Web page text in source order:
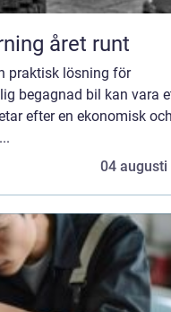
året runt
praktisk lösning för
begagnad bil kan vara
efter en ekonomisk
04 augusti